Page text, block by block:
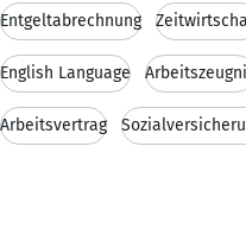
Entgeltabrechnung
English Language
Arbeitsvertrag